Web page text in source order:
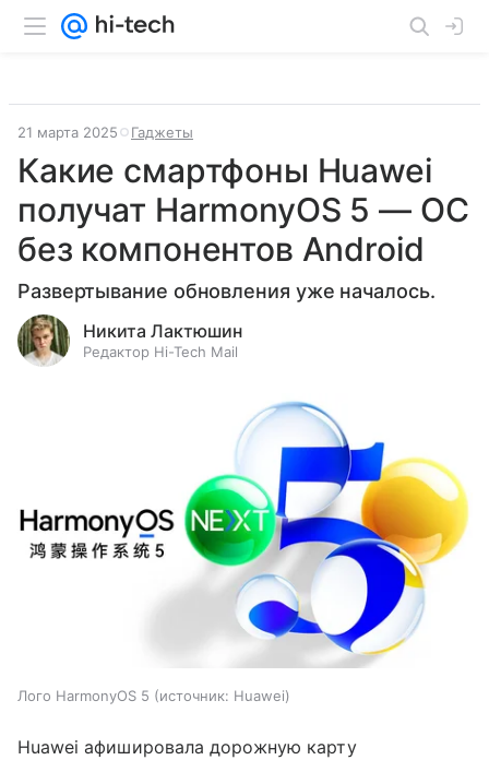
21 марта 2025 Гаджеты
Какие смартфоны Huawei
получат HarmonyOS 5 — ОС
без компонентов Android
Развертывание обновления уже началось.
Никита Лактюшин
Редактор Hi-Tech Mail
Лого HarmonyOS 5 источник: Huawei
Huawei афишировала дорожную карту